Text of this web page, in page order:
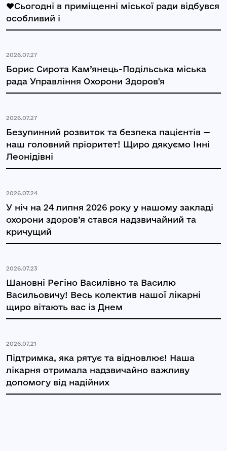
❤️Сьогодні в приміщенні міської ради відбувся
особливий і
2026.07.27
Борис Сирота Кам’янець-Подільська міська
рада Управління Охорони Здоров'я
2026.07.27
Безупинний розвиток та безпека пацієнтів —
наш головний пріоритет! Щиро дякуємо Інні
Леонідівні
2026.07.24
У ніч на 24 липня 2026 року у нашому закладі
охорони здоров’я стався надзвичайний та
кричущий
2026.07.23
Шановні Регіно Василівно та Василю
Васильовичу! Весь колектив нашої лікарні
щиро вітають вас із Днем
2026.07.21
Підтримка, яка рятує та відновлює! Наша
лікарня отримала надзвичайно важливу
допомогу від надійних